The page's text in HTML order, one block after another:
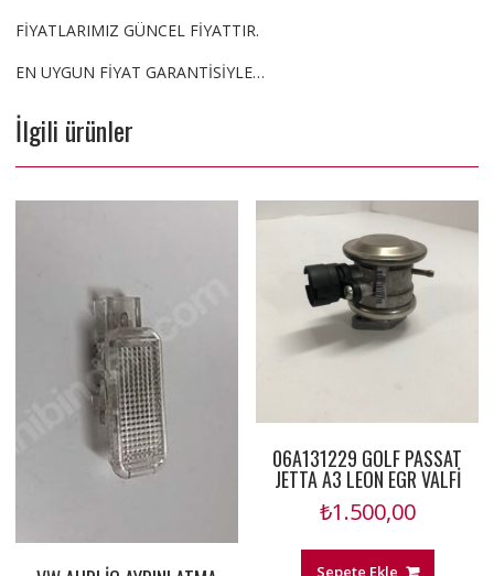
FİYATLARIMIZ GÜNCEL FİYATTIR.
EN UYGUN FİYAT GARANTİSİYLE…
İlgili ürünler
06A131229 GOLF PASSAT
JETTA A3 LEON EGR VALFİ
₺1.500,00
Sepete Ekle